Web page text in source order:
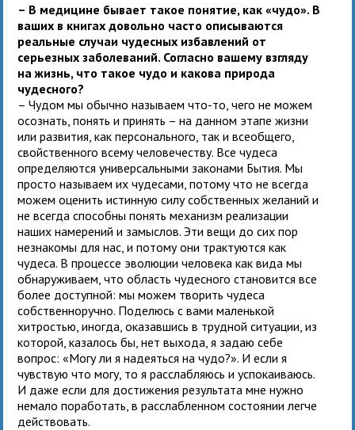
– В медицине бывает такое понятие, как «чудо». В
ваших в книгах довольно часто описываются
реальные случаи чудесных избавлений от
серьезных заболеваний. Согласно вашему взгляду
на жизнь, что такое чудо и какова природа
чудесного?
– Чудом мы обычно называем что-то, чего не можем
осознать, понять и принять – на данном этапе жизни
или развития, как персонального, так и всеобщего,
свойственного всему человечеству. Все чудеса
определяются универсальными законами Бытия. Мы
просто называем их чудесами, потому что не всегда
можем оценить истинную силу собственных желаний и
не всегда способны понять механизм реализации
наших намерений и замыслов. Эти вещи до сих пор
незнакомы для нас, и потому они трактуются как
чудеса. В процессе эволюции человека как вида мы
обнаруживаем, что область чудесного становится все
более доступной: мы можем творить чудеса
собственноручно. Поделюсь с вами маленькой
хитростью, иногда, оказавшись в трудной ситуации, из
которой, казалось бы, нет выхода, я задаю себе
вопрос: «Могу ли я надеяться на чудо?». И если я
чувствую что могу, то я расслабляюсь и успокаиваюсь.
И даже если для достижения результата мне нужно
немало поработать, в расслабленном состоянии легче
действовать.